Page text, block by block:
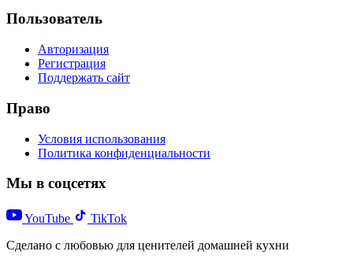
Пользователь
Авторизация
Регистрация
Поддержать сайт
Право
Условия использования
Политика конфиденциальности
Мы в соцсетях
YouTube
TikTok
Сделано с любовью для ценителей домашней кухни